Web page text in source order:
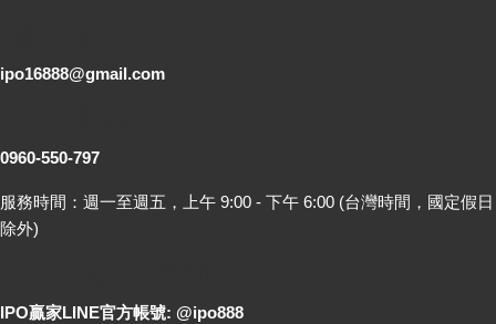
ipo16888@gmail.com
0960-550-797
服務時間：週一至週五，上午 9:00 - 下午 6:00 (台灣時間，國定假日
除外)
IPO贏家LINE官方帳號: @ipo888